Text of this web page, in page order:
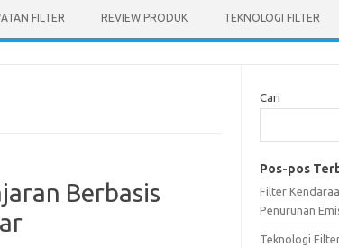
FILTER REVIEW PRODUK TEKNOLOGI FILTER
Berbasis
Cari
Pos-pos
Filter
Penurunan
Teknologi